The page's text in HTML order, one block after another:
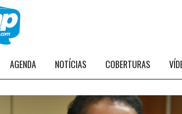
AGENDA NOTÍCIAS COBERTURAS